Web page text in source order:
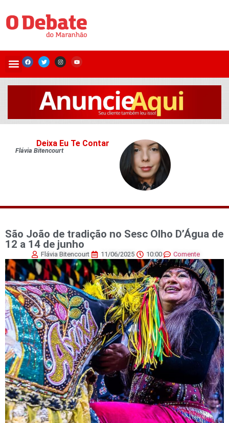
Deixa Eu Te Contar
Flávia Bitencourt
São João de tradição no Sesc Olho D’Água de
12 a 14 de junho
Flávia Bitencourt 11/06/2025 10:00 Comente